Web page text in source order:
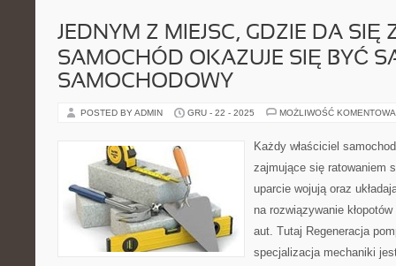
JEDNYM Z MIEJSC, GDZIE DA SIĘ
SAMOCHÓD OKAZUJE SIĘ BYĆ
SAMOCHODOWY
POSTED BY ADMIN GRU - 22 - 2025 MOŻLIWOŚĆ
Każdy właściciel
zajmujące się ratowaniem
uparcie wojują oraz
na rozwiązywanie
aut. Tutaj Regeneracja
specjalizacja mechaniki